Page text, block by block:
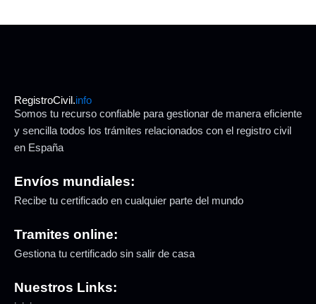
RegistroCivil.info
Somos tu recurso confiable para gestionar de manera eficiente
y sencilla todos los trámites relacionados con el registro civil
en España
Envíos mundiales:
Recibe tu certificado en cualquier parte del mundo
Tramites online:
Gestiona tu certificado sin salir de casa
Nuestros Links: